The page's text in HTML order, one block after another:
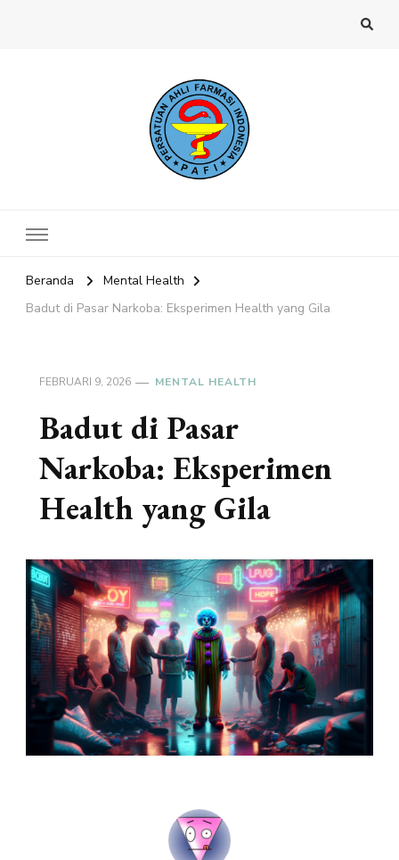
Beranda
Mental Health
Badut di Pasar Narkoba: Eksperimen Health yang Gila
FEBRUARI 9, 2026 MENTAL HEALTH
Badut di Pasar
Narkoba: Eksperimen
Health yang Gila